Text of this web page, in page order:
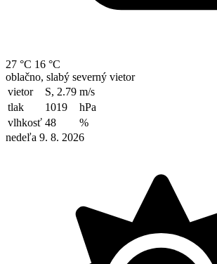
27 °C 16 °C
oblačno, slabý severný vietor
vietor
S, 2.79 m/s
tlak
1019
hPa
vlhkosť 48
%
nedeľa 9. 8. 2026